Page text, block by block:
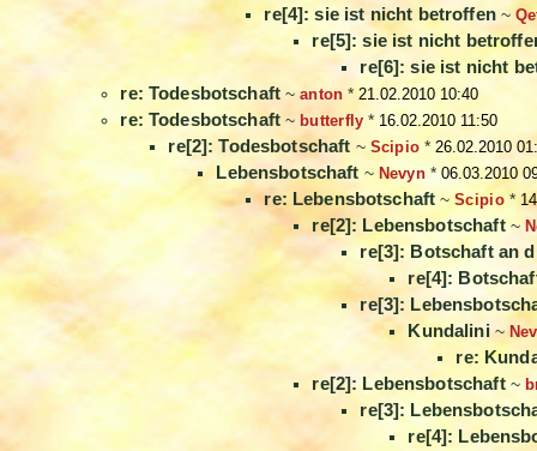
re[4]: sie ist nicht betroffen~
re[5]: sie ist nicht
re[6]: sie ist nicht
re: Todesbotschaft ~anton *21.02.2010 10:40
re: Todesbotschaft ~ butterfly * 16.02.2010 11:50
re[2]: Todesbotschaft ~ Scipio *26.02.2010
Lebensbotschaft ~ Nevyn*06.03.2010
re: Lebensbotschaft ~Scipio*
re[2]: Lebensbotschaft~
re[3]: Botschaft an
re[4]:
re[3]:
Kundalini~
re:
re[2]: Lebensbotschaft~
re[3]:
re[4]: